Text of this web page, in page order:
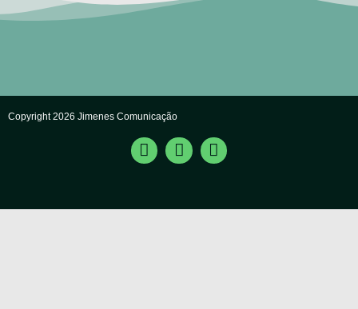
Copyright 2026 Jimenes Comunicação